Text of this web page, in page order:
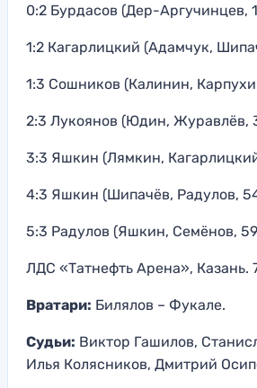
0:2 Бурдасов (Дер-Аргучинцев,
1:2 Кагарлицкий (Адамчук,
1:3 Сошников (Калинин,
2:3 Лукоянов (Юдин, Журавлёв,
3:3 Яшкин (Лямкин,
4:3 Яшкин (Шипачёв, Радулов,
5:3 Радулов (Яшкин, Семёнов,
ЛДС «Татнефть Арена», Казань.
Вратари: Билялов – Фукале.
Судьи: Виктор Гашилов,
Илья Колясников, Дмитрий